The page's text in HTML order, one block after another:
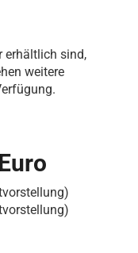
erhältlich sind,
weitere